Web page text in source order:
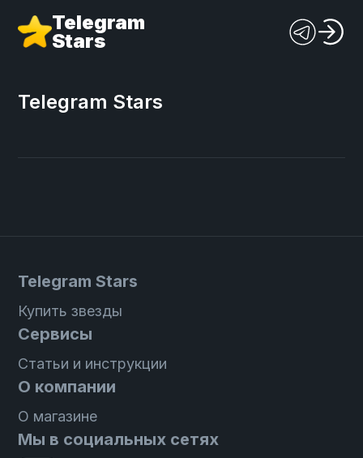
Telegram
Stars
Telegram Stars
Telegram Stars
Купить звезды
Сервисы
Статьи и инструкции
О компании
О магазине
Мы в социальных сетях